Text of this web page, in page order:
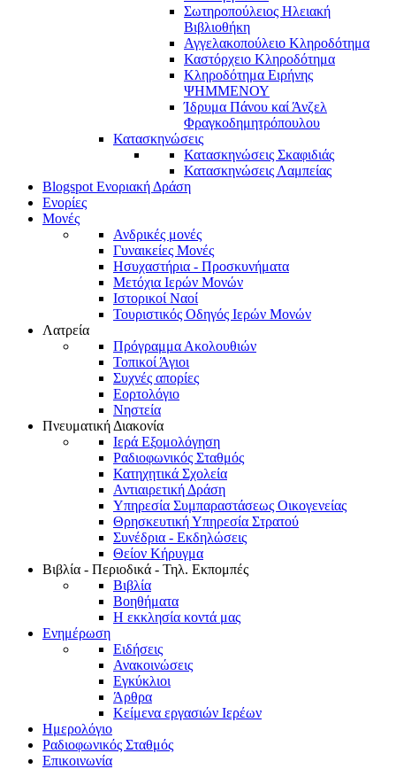
Σωτηροπούλειος Ηλειακή
Βιβλιοθήκη
Αγγελακοπούλειο Κληροδότημα
Καστόρχειο Κληροδότημα
Κληροδότημα Ειρήνης
ΨΗΜΜΕΝΟΥ
Ίδρυμα Πάνου καί Άνζελ
Φραγκοδημητρόπουλου
Κατασκηνώσεις
Κατασκηνώσεις Σκαφιδιάς
Κατασκηνώσεις Λαμπείας
Blogspot Ενοριακή Δράση
Ενορίες
Μονές
Ανδρικές μονές
Γυναικείες Μονές
Ησυχαστήρια - Προσκυνήματα
Μετόχια Ιερών Μονών
Ιστορικοί Ναοί
Τουριστικός Οδηγός Ιερών Μονών
Λατρεία
Πρόγραμμα Ακολουθιών
Τοπικοί Άγιοι
Συχνές απορίες
Εορτολόγιο
Νηστεία
Πνευματική Διακονία
Ιερά Εξομολόγηση
Ραδιοφωνικός Σταθμός
Κατηχητικά Σχολεία
Αντιαιρετική Δράση
Υπηρεσία Συμπαραστάσεως Οικογενείας
Θρησκευτική Υπηρεσία Στρατού
Συνέδρια - Εκδηλώσεις
Θείον Κήρυγμα
Βιβλία - Περιοδικά - Τηλ. Εκπομπές
Βιβλία
Βοηθήματα
Η εκκλησία κοντά μας
Ενημέρωση
Ειδήσεις
Ανακοινώσεις
Εγκύκλιοι
Άρθρα
Κείμενα εργασιών Ιερέων
Ημερολόγιο
Ραδιοφωνικός Σταθμός
Επικοινωνία